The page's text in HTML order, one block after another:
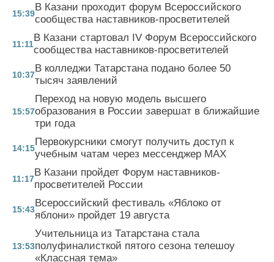
15:39
В Казани проходит форум Всероссийского
сообщества наставников-просветителей
11:11
В Казани стартовал IV Форум Всероссийского
сообщества наставников-просветителей
10:37
В колледжи Татарстана подано более 50
тысяч заявлений
15:57
Переход на новую модель высшего
образования в России завершат в ближайшие
три года
14:15
Первокурсники смогут получить доступ к
учебным чатам через мессенджер MAX
11:17
В Казани пройдет Форум наставников-
просветителей России
15:43
Всероссийский фестиваль «Яблоко от
яблони» пройдет 19 августа
13:53
Учительница из Татарстана стала
полуфиналисткой пятого сезона телешоу
«Классная тема»